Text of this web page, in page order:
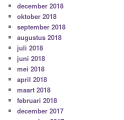
december 2018
oktober 2018
september 2018
augustus 2018
juli 2018
juni 2018
mei 2018
april 2018
maart 2018
februari 2018
december 2017